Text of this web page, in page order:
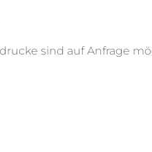
sind auf Anfrage